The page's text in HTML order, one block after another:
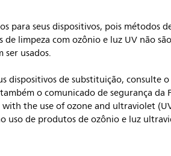
para seus dispositivos, pois métodos
limpeza com ozônio e luz UV não
ser usados.
dispositivos de substituição, consulte
o comunicado de segurança
the use of ozone and ultraviolet
uso de produtos de ozônio e luz